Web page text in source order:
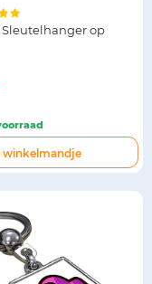
Sleutelhanger op
winkelmandje